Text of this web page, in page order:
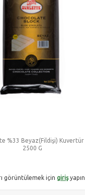
%33 Beyaz(Fildişi) Kuvertür
2500 G
görüntülemek için girişyapın